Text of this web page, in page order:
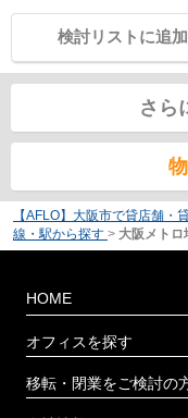
検討リストに追加
さら
【AFLO】大阪市で貸店舗・
線・駅から探す > 大阪メトロ
HOME
オフィスを探す
移転・閉業をご検討の